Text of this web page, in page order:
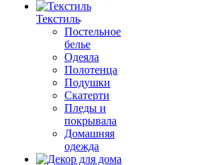
Текстиль
Постельное
белье
Одеяла
Полотенца
Подушки
Скатерти
Пледы и
покрывала
Домашняя
одежда